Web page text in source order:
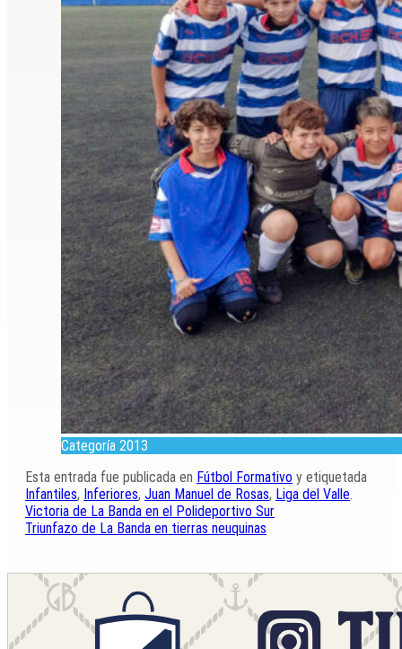
Categoría 2013
Esta entrada fue publicada en Fútbol Formativo y etiquetada
Infantiles, Inferiores, Juan Manuel de Rosas, Liga del Valle
Victoria de La Banda en el Polideportivo Sur
Triunfazo de La Banda en tierras neuquinas